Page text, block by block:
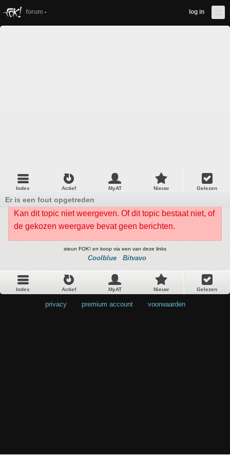
forum log in
Index Actief MyAT Nieuw Gelezen
Er is een fout opgetreden
Kan dit topic niet weergeven. Of dit topic bestaat niet, of
de gekozen weergave bevat geen berichten.
steun FOK! en koop via een van deze links
Coolblue Bitvavo
Index Actief MyAT Nieuw Gelezen
privacy premium account voorwaarden